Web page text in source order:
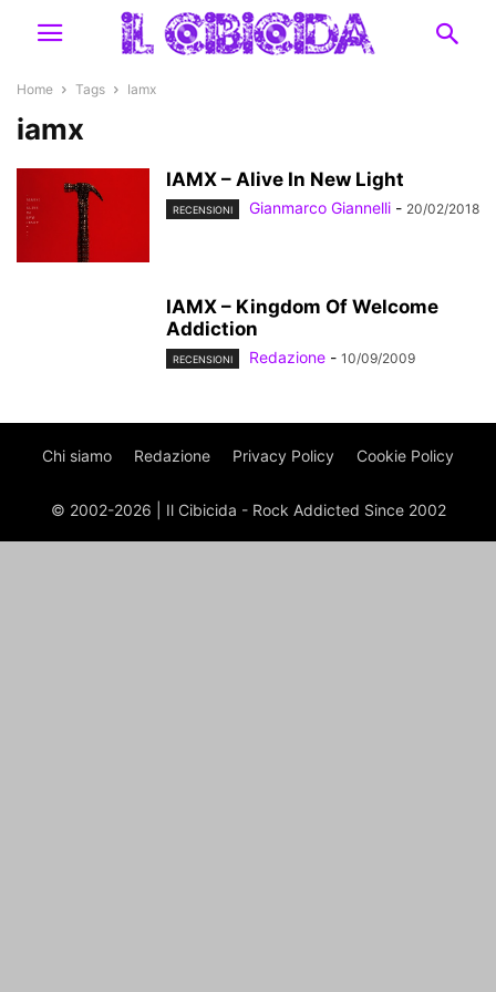
Home Tags Iamx
iamx
IAMX – Alive In New Light
RECENSIONI Gianmarco Giannelli - 20/02/2018
IAMX – Kingdom Of Welcome
Addiction
RECENSIONI Redazione - 10/09/2009
Chi siamo Redazione Privacy Policy Cookie Policy
© 2002-2026 | Il Cibicida - Rock Addicted Since 2002